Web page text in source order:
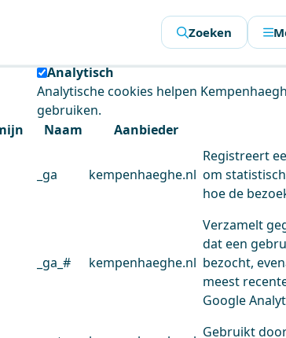
het gebruiksgemak te verbeteren.
Analytisch
Analytische cookies helpen
gebruiken.
Naam
Aanbieder
_ga kempenhaeghe.nl
Registreert
om
hoe de
_ga_# kempenhaeghe.nl
Verzamelt
dat een
bezocht,
meest
Google
Gebruikt
Zoeken